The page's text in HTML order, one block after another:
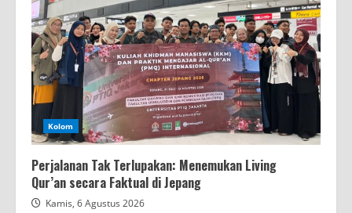
Kolom
Perjalanan Tak Terlupakan: Menemukan Living
Qur’an secara Faktual di Jepang
Kamis, 6 Agustus 2026